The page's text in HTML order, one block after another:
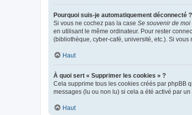
Pourquoi suis-je automatiquement déconnecté ?
Si vous ne cochez pas la case Se souvenir de moi
en utilisant le même ordinateur. Pour rester
(bibliothèque, cyber-café, université, etc.). Si
Haut
À quoi sert « Supprimer les cookies » ?
Cela supprime tous les cookies créés par phpBB
messages (lu ou non lu) si cela a été activé par
Haut